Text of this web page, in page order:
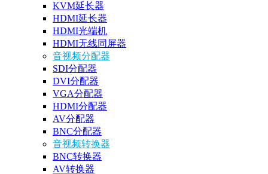
KVM延长器
HDMI延长器
HDMI光端机
HDMI无线同屏器
音视频分配器
SDI分配器
DVI分配器
VGA分配器
HDMI分配器
AV分配器
BNC分配器
音视频转换器
BNC转换器
AV转换器